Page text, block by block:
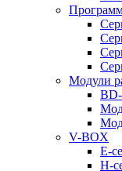
Модули
V-BOX
E-
H-